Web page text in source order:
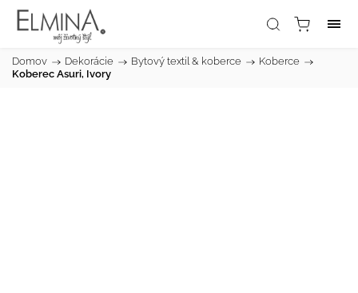
Domov / Dekorácie / Bytový textil & koberce / Koberce /
Koberec Asuri, Ivory